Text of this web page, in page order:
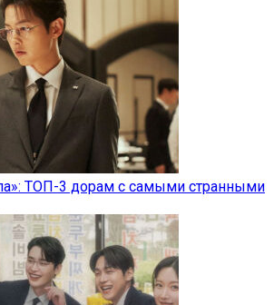
ТОП-3 дорам с самыми странными